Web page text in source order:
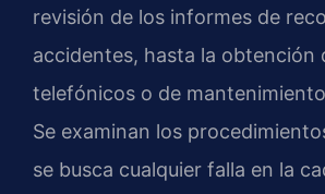
revisión de los informes de
accidentes, hasta la obtención
telefónicos o de
Se examinan los
se busca cualquier falla en la